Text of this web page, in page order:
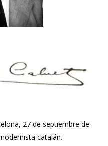
27 de septiembre de
catalán.